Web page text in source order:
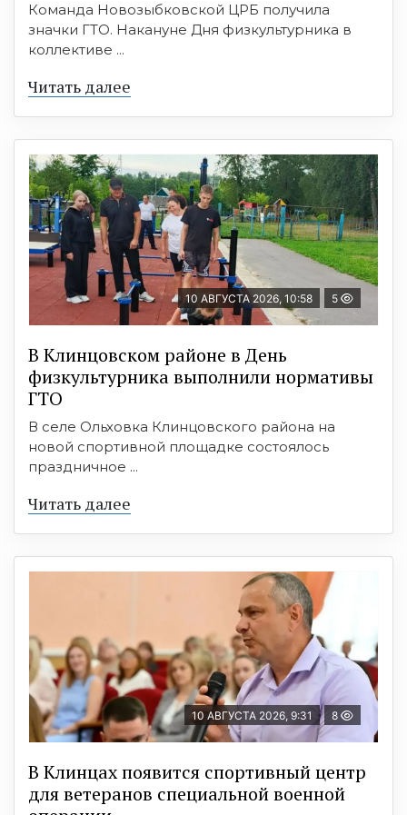
Команда Новозыбковской ЦРБ получила
значки ГТО. Накануне Дня физкультурника в
коллективе ...
Читать далее
10 АВГУСТА 2026, 10:58 5
В Клинцовском районе в День
физкультурника выполнили нормативы
ГТО
В селе Ольховка Клинцовского района на
новой спортивной площадке состоялось
праздничное ...
Читать далее
10 АВГУСТА 2026, 9:31 8
В Клинцах появится спортивный центр
для ветеранов специальной военной